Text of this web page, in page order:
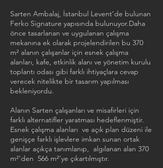
Sarten Ambalaj, İstanbul Levent’de bulunan
Ferko Signature yapısında bulunuyor.Daha
önce tasarlanan ve uygulanan çalışma
mekanına ek olarak projelendirilen bu 370
m² alanın çalışanlar için esnek çalışma
alanları, kafe, etkinlik alanı ve yönetim kurulu
toplantı odası gibi farklı ihtiyaçlara cevap
verecek nitelikte bir tasarım yapılması
bekleniyordu.
Alanın Sarten çalışanları ve misafirleri için
farklı alternatifler yaratması hedeflenmiştir.
Esnek çalışma alanları ve açık plan düzeni ile
genişçe farklı işlevlere imkan sunan ortak
alanlar açıkça tanımlanıp, algılanan alan 370
m²’den 566 m²’ye çıkartılmıştır.